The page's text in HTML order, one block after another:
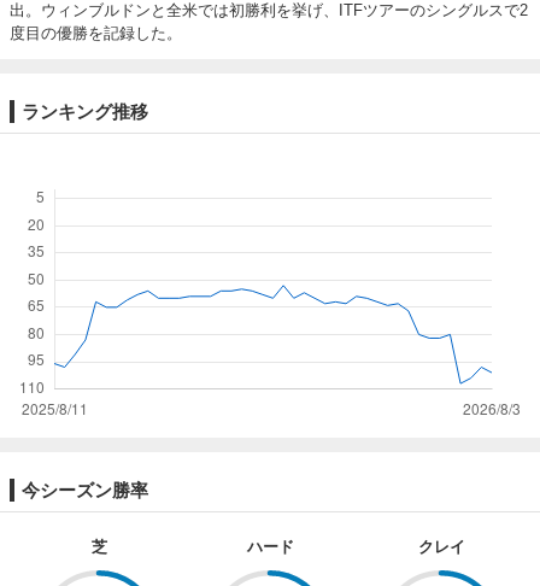
出。ウィンブルドンと全米では初勝利を挙げ、ITFツアーのシングルスで2
度目の優勝を記録した。
ランキング推移
今シーズン勝率
芝 ハード クレイ